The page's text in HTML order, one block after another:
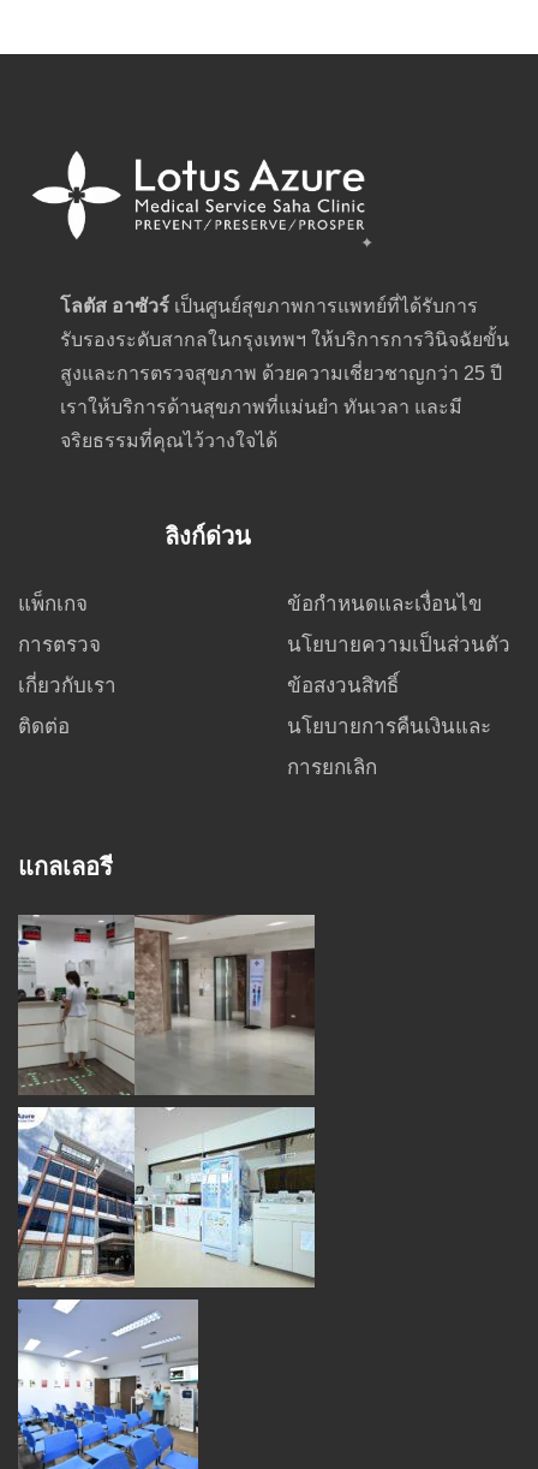
โลตัส อาซัวร์ เป็นศูนย์สุขภาพการแพทย์ที่ได้รับการ
รับรองระดับสากลในกรุงเทพฯ ให้บริการการวินิจฉัยขั้น
สูงและการตรวจสุขภาพ ด้วยความเชี่ยวชาญกว่า 25 ปี
เราให้บริการด้านสุขภาพที่แม่นยำ ทันเวลา และมี
จริยธรรมที่คุณไว้วางใจได้
ลิงก์ด่วน
แพ็กเกจ
การตรวจ
เกี่ยวกับเรา
ติดต่อ
ข้อกำหนดและเงื่อนไข
นโยบายความเป็นส่วนตัว
ข้อสงวนสิทธิ์
นโยบายการคืนเงินและ
การยกเลิก
แกลเลอรี